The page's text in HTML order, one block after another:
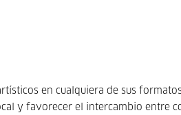
en cualquiera de sus
y favorecer el intercambio entre